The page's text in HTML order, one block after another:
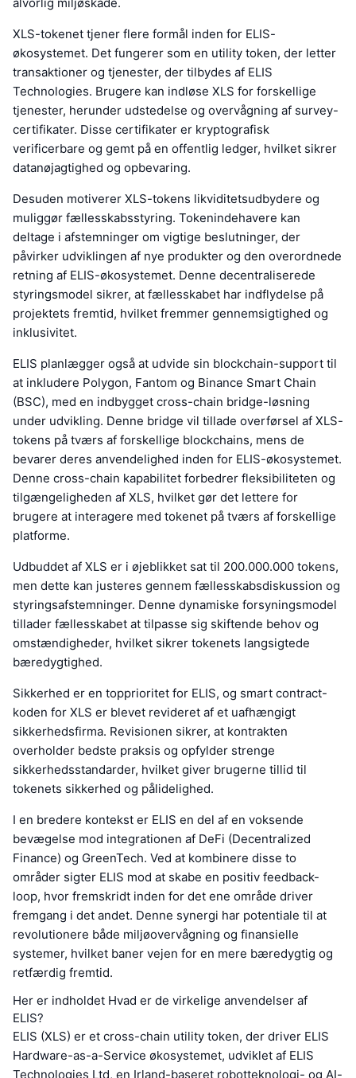
XLS-tokenet tjener flere formål inden for ELIS-
økosystemet. Det fungerer som en utility token, der letter
transaktioner og tjenester, der tilbydes af ELIS
Technologies. Brugere kan indløse XLS for forskellige
tjenester, herunder udstedelse og overvågning af survey-
certifikater. Disse certifikater er kryptografisk
verificerbare og gemt på en offentlig ledger, hvilket sikrer
datanøjagtighed og opbevaring.
Desuden motiverer XLS-tokens likviditetsudbydere og
muliggør fællesskabsstyring. Tokenindehavere kan
deltage i afstemninger om vigtige beslutninger, der
påvirker udviklingen af nye produkter og den overordnede
retning af ELIS-økosystemet. Denne decentraliserede
styringsmodel sikrer, at fællesskabet har indflydelse på
projektets fremtid, hvilket fremmer gennemsigtighed og
inklusivitet.
ELIS planlægger også at udvide sin blockchain-support til
at inkludere Polygon, Fantom og Binance Smart Chain
(BSC), med en indbygget cross-chain bridge-løsning
under udvikling. Denne bridge vil tillade overførsel af XLS-
tokens på tværs af forskellige blockchains, mens de
bevarer deres anvendelighed inden for ELIS-økosystemet.
Denne cross-chain kapabilitet forbedrer fleksibiliteten og
tilgængeligheden af XLS, hvilket gør det lettere for
brugere at interagere med tokenet på tværs af forskellige
platforme.
Udbuddet af XLS er i øjeblikket sat til 200.000.000 tokens,
men dette kan justeres gennem fællesskabsdiskussion og
styringsafstemninger. Denne dynamiske forsyningsmodel
tillader fællesskabet at tilpasse sig skiftende behov og
omstændigheder, hvilket sikrer tokenets langsigtede
bæredygtighed.
Sikkerhed er en topprioritet for ELIS, og smart contract-
koden for XLS er blevet revideret af et uafhængigt
sikkerhedsfirma. Revisionen sikrer, at kontrakten
overholder bedste praksis og opfylder strenge
sikkerhedsstandarder, hvilket giver brugerne tillid til
tokenets sikkerhed og pålidelighed.
I en bredere kontekst er ELIS en del af en voksende
bevægelse mod integrationen af DeFi (Decentralized
Finance) og GreenTech. Ved at kombinere disse to
områder sigter ELIS mod at skabe en positiv feedback-
loop, hvor fremskridt inden for det ene område driver
fremgang i det andet. Denne synergi har potentiale til at
revolutionere både miljøovervågning og finansielle
systemer, hvilket baner vejen for en mere bæredygtig og
retfærdig fremtid.
Her er indholdet Hvad er de virkelige anvendelser af
ELIS?
ELIS (XLS) er et cross-chain utility token, der driver ELIS
Hardware-as-a-Service økosystemet, udviklet af ELIS
Technologies Ltd, en Irland-baseret robotteknologi- og AI-